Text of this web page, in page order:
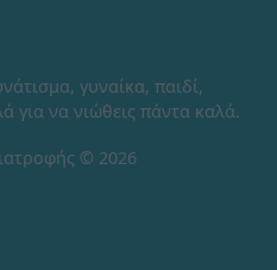
γυναίκα, παιδί,
για να νιώθεις πάντα καλά.
© 2026